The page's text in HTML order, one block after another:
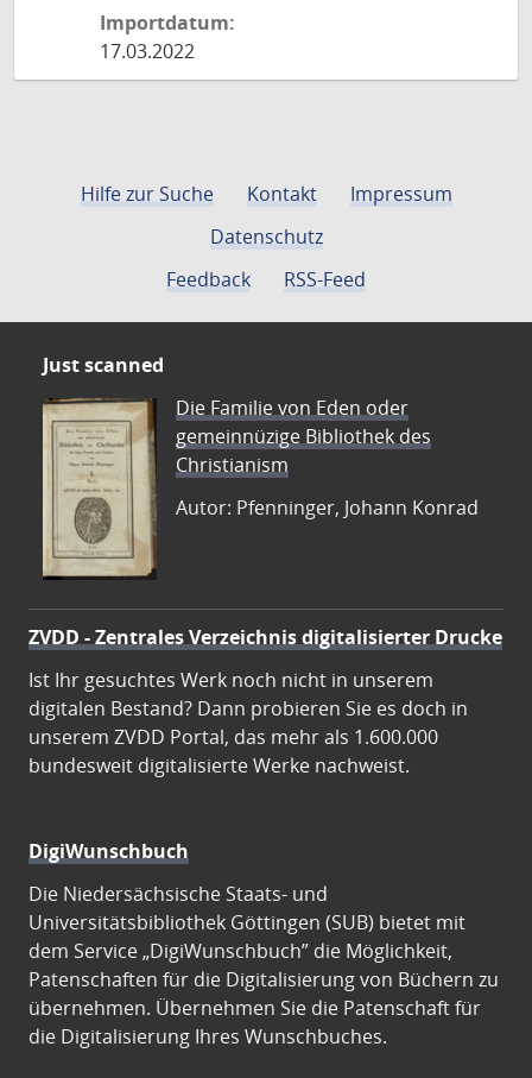
Importdatum:
17.03.2022
Hilfe zur Suche Kontakt
Impressum
Datenschutz
Feedback
RSS-Feed
Just scanned
Die Familie von Eden oder
gemeinnüzige Bibliothek des
Christianism
Autor: Pfenninger, Johann Konrad
ZVDD - Zentrales Verzeichnis digitalisierter Drucke
Ist Ihr gesuchtes Werk noch nicht in unserem
digitalen Bestand? Dann probieren Sie es doch in
unserem ZVDD Portal, das mehr als 1.600.000
bundesweit digitalisierte Werke nachweist.
DigiWunschbuch
Die Niedersächsische Staats- und
Universitätsbibliothek Göttingen (SUB) bietet mit
dem Service „DigiWunschbuch” die Möglichkeit,
Patenschaften für die Digitalisierung von Büchern zu
übernehmen. Übernehmen Sie die Patenschaft für
die Digitalisierung Ihres Wunschbuches.